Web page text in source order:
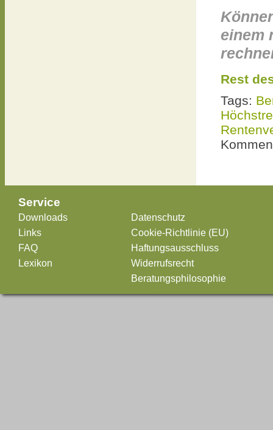
einem
Rest
Tags:
Service
Downloads
Links
FAQ
Lexikon
Datenschutz
Cookie-Richtlinie (EU)
Haftungsausschluss
Widerrufsrecht
Beratungsphilosophie